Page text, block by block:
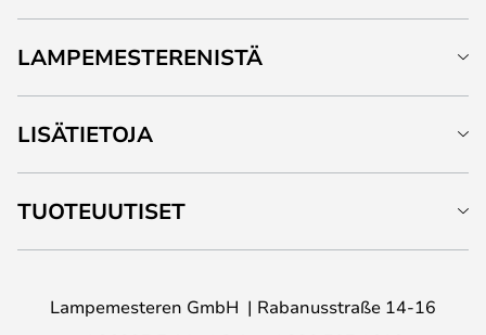
LAMPEMESTERENISTÄ
LISÄTIETOJA
TUOTEUUTISET
Lampemesteren GmbH
Rabanusstraße 14-16